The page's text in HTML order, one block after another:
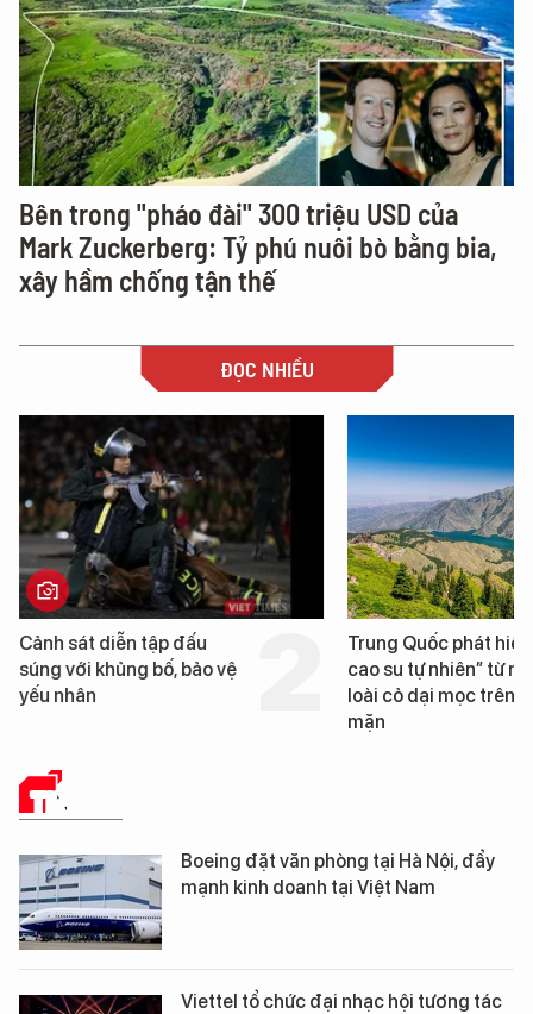
Bên trong "pháo đài" 300 triệu USD của
Mark Zuckerberg: Tỷ phú nuôi bò bằng bia,
xây hầm chống tận thế
ĐỌC NHIỀU
Trung Quốc phát hiện “mỏ
cao su tự nhiên” từ một
loài cỏ dại mọc trên đất
Loạt dự án bất động
Đà Nẵng sắp bị kiểm
TIN TỨC
Boeing đặt văn phòng tại Hà Nội, đẩy
mạnh kinh doanh tại Việt Nam
Viettel tổ chức đại nhạc hội tương tác